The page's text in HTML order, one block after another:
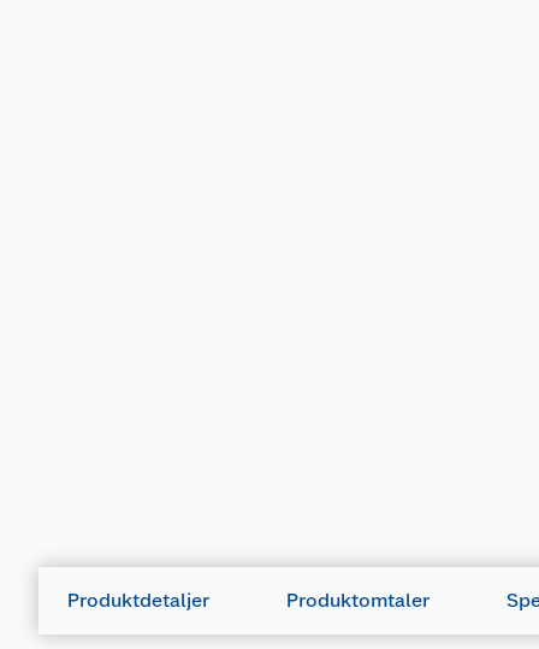
Produktdetaljer Produktomtaler